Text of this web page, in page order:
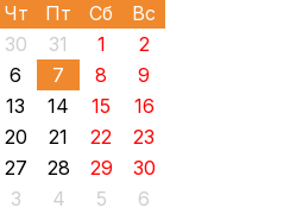
Чт Пт Сб
Вс
30 31 1
2
6 7 8
9
13 14 15
16
20 21 22
23
27 28 29
30
3 4 5 6